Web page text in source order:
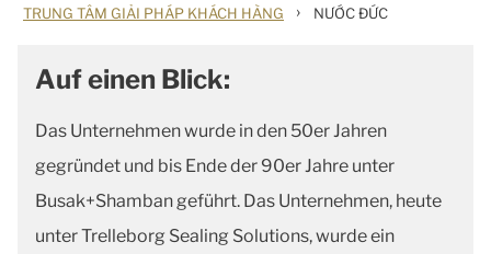
TRUNG TÂM GIẢI PHÁP KHÁCH HÀNG › NƯỚC ĐỨC
Auf einen Blick:
Das Unternehmen wurde in den 50er Jahren
gegründet und bis Ende der 90er Jahre unter
Busak+Shamban geführt. Das Unternehmen, heute
unter Trelleborg Sealing Solutions, wurde ein